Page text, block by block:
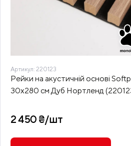
Артикул: 220123
Рейки на акустичній основі
30х280 см Дуб Нортленд
2 450 ₴/шт